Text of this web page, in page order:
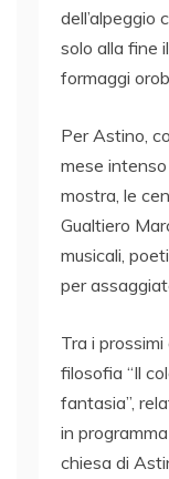
dell’alpeggio
solo alla fine
formaggi
Per Astino,
mese
mostra, le
Gualtiero
musicali,
per
Tra i
filosofia “Il
fantasia”,
in
chiesa di